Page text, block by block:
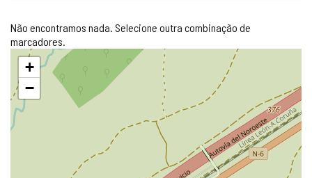
Não encontramos nada. Selecione outra combinação de
marcadores.
Pular
mapa
+
−